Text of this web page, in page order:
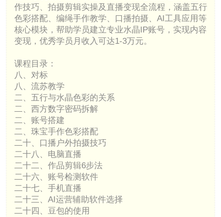
作技巧、拍摄剪辑实操及直播变现全流程，涵盖五行
色彩搭配、编绳手作教学、口播拍摄、AI工具应用等
核心模块，帮助学员建立专业水晶IP账号，实现内容
变现，优秀学员月收入可达1-3万元。
课程目录：
八、对标
八、流苏教学
二、五行与水晶色彩的关系
二、西方数字密码拆解
二、账号搭建
二、珠宝手作色彩搭配
二十、口播户外拍摄技巧
二十八、电脑直播
二十二、作品剪辑6步法
二十六、账号检测软件
二十七、手机直播
二十三、AI运营辅助软件选择
二十四、豆包的使用